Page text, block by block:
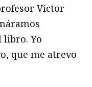
Víctor
libro. Yo
que me atrevo